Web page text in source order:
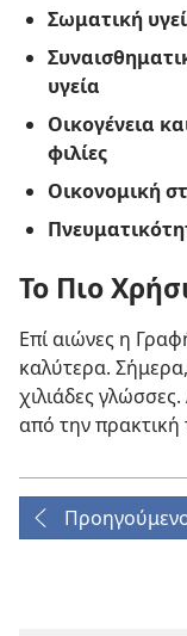
Σωματική
υγεία
Οικογένεια
φιλίες
Οικονομική
Το Πιο
Επί αιώνες η
καλύτερα.
χιλιάδες
από την πρακτική